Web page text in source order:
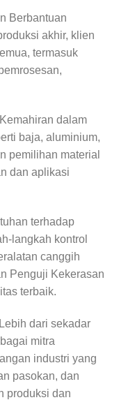
Berbantuan
akhir, klien
termasuk
dalam
baja, aluminium,
pemilihan material
dan aplikasi
terhadap
langkah kontrol
canggih
Penguji Kekerasan
terbaik.
dari sekadar
mitra
industri yang
pasokan, dan
produksi dan